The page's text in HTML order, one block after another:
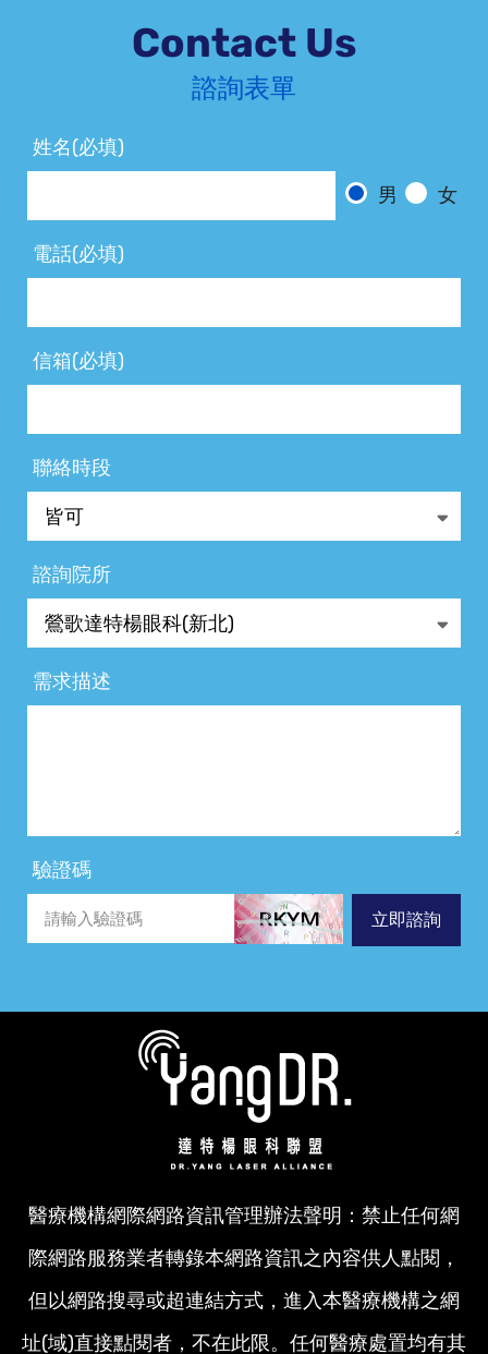
Contact Us
諮詢表單
姓名(必填)
男
女
電話(必填)
信箱(必填)
聯絡時段
諮詢院所
需求描述
驗證碼
立即諮詢
醫療機構網際網路資訊管理辦法聲明：禁止任何網
際網路服務業者轉錄本網路資訊之內容供人點閱，
但以網路搜尋或超連結方式，進入本醫療機構之網
址(域)直接點閱者，不在此限。任何醫療處置均有其